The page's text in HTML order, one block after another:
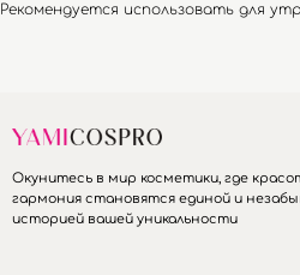
Рекомендуется использовать для
Окунитесь в мир косметики, где
гармония становятся единой и
историей вашей уникальности